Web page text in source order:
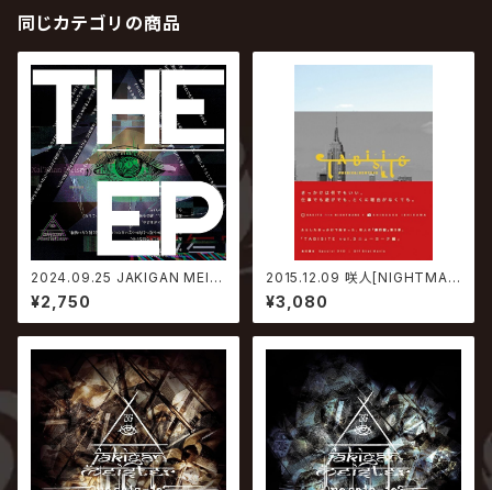
同じカテゴリの商品
2024.09.25 JAKIGAN MEIS
TER / THE ______ EP
¥2,750
2015.12.09 咲人[NIGHTMAR
E] / TABISITE vol.3 NEW Y
ORK編
¥3,080